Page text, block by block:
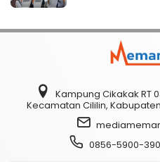
Kampung Cikakak RT
Kecamatan Cililin,
0856-5900-